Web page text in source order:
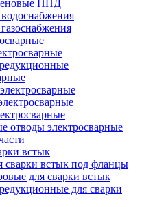
ПНД
отводы электросварные
встык
сварки встык под фланцы
для сварки встык
для сварки